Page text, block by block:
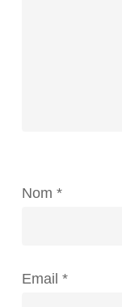
Nom *
Email *